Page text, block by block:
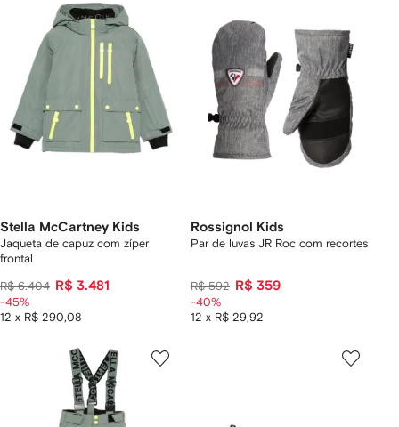
Stella McCartney Kids
Jaqueta de capuz com zíper
frontal
R$ 6.404 R$ 3.481
12 x R$ 290,08
-45%
Rossignol Kids
Par de luvas JR Roc com recortes
R$ 592 R$ 359
12 x R$ 29,92
-40%